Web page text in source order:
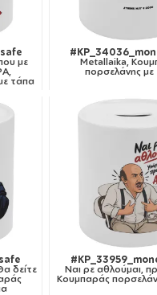
με
τάπα
Metallaika,
πορσελάνης με
δείτε
Ναι ρε αθλούμαι,
Κουμπαράς